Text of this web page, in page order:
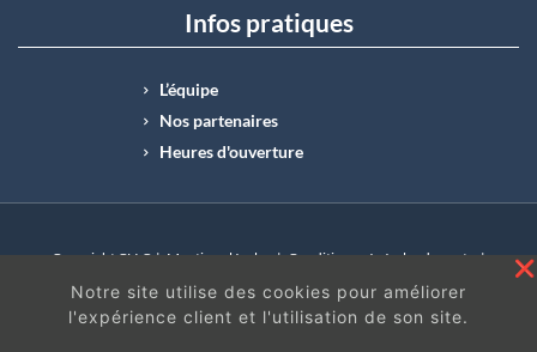
Infos pratiques
L’équipe
Nos partenaires
Heures d'ouverture
Copyright CLI © | Mentions légales | Conditions générales de vente |
N°Entreprise : BE0414.742.009 |
BE50 0012 6285 4518
Notre site utilise des cookies pour améliorer
l'expérience client et l'utilisation de son site.